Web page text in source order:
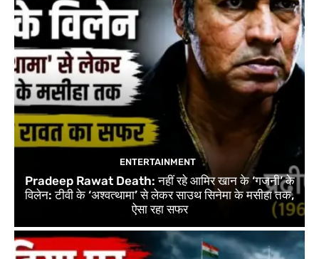
ENTERTAINMENT
Pradeep Rawat Death: नहीं रहे आमिर खान के ‘गजनी’ के
विलेन: टीवी के ‘अश्वत्थामा’ से लेकर साउथ सिनेमा के मसीहा तक,
ऐसा रहा सफर